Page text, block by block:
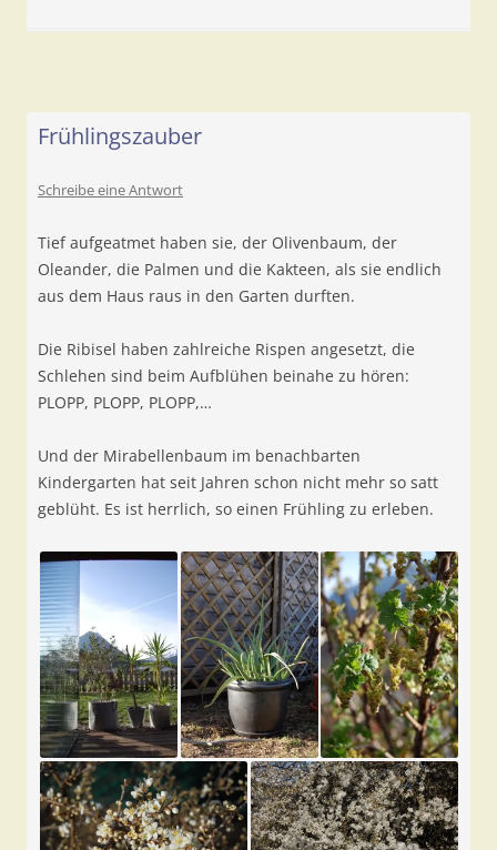
Frühlingszauber
Schreibe eine Antwort
Tief aufgeatmet haben sie, der Olivenbaum, der
Oleander, die Palmen und die Kakteen, als sie endlich
aus dem Haus raus in den Garten durften.
Die Ribisel haben zahlreiche Rispen angesetzt, die
Schlehen sind beim Aufblühen beinahe zu hören:
PLOPP, PLOPP, PLOPP,…
Und der Mirabellenbaum im benachbarten
Kindergarten hat seit Jahren schon nicht mehr so satt
geblüht. Es ist herrlich, so einen Frühling zu erleben.